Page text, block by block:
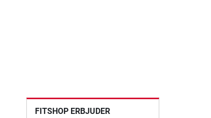
FITSHOP ERBJUDER